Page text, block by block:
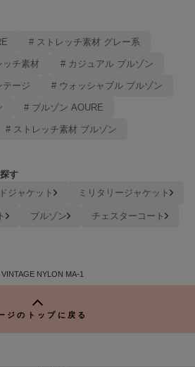
# ストレッチ素材 グレー系
ッチ素材 # カジュアル ブルゾン
テージ # ウォッシャブル ブルゾン
# ブルゾン AOURE
# ストレッチ素材 ブルゾン
す
ジャケット
ミリタリージャケット
ブルゾン チェスターコート
VINTAGE NYLON MA-1
ジのトップに戻る